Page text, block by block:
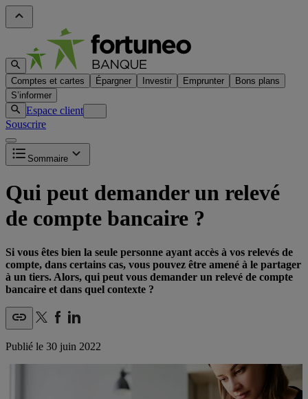
Comptes et cartes Épargner Investir Emprunter
Bons plans
S’informer
Espace client
Souscrire
Sommaire
Qui peut demander un relevé
de compte bancaire ?
Si vous êtes bien la seule personne ayant accès à vos relevés de
compte, dans certains cas, vous pouvez être amené à le partager
à un tiers. Alors, qui peut vous demander un relevé de compte
bancaire et dans quel contexte ?
Publié le 30 juin 2022